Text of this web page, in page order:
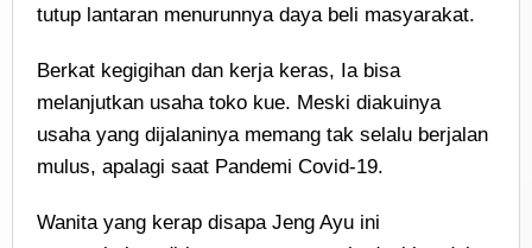
tutup lantaran menurunnya daya beli masyarakat.
Berkat kegigihan dan kerja keras, Ia bisa
melanjutkan usaha toko kue. Meski diakuinya
usaha yang dijalaninya memang tak selalu berjalan
mulus, apalagi saat Pandemi Covid-19.
Wanita yang kerap disapa Jeng Ayu ini